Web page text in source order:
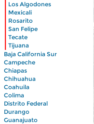
Los Algodones
Mexicali
Rosarito
San Felipe
Tecate
Tijuana
Baja California Sur
Campeche
Chiapas
Chihuahua
Coahuila
Colima
Distrito Federal
Durango
Guanajuato